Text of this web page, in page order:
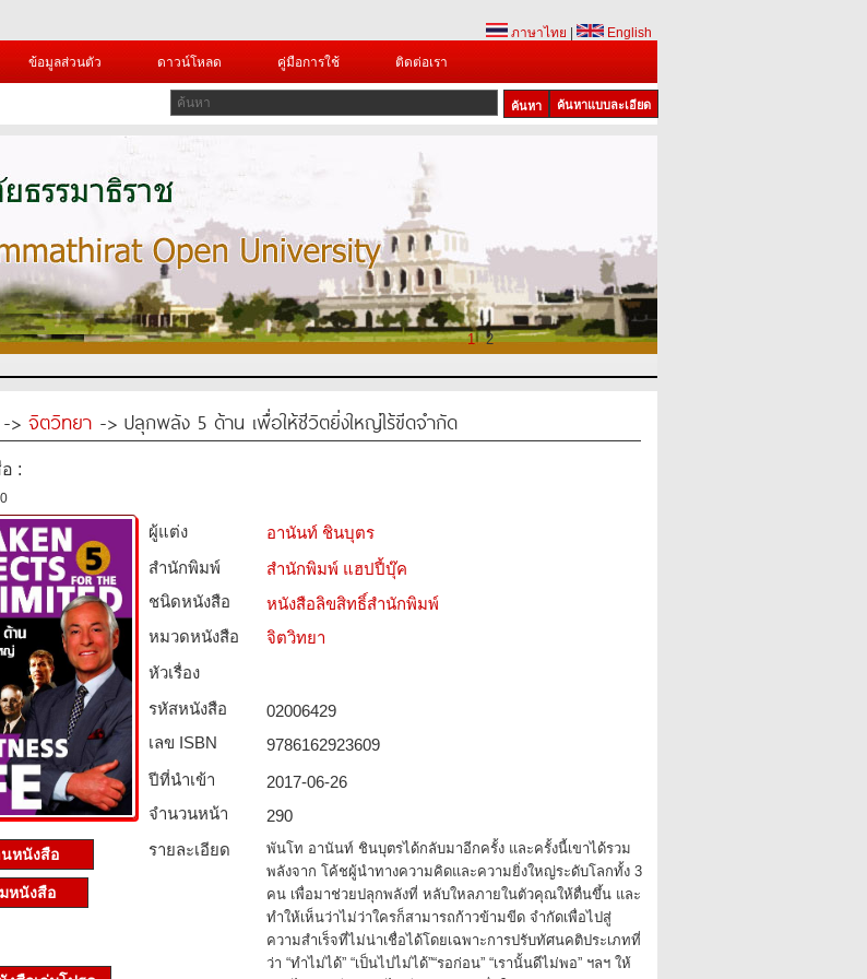
ภาษาไทย
English
ข้อมูลส่วนตัว ดาวน์โหลด คู่มือการใช้ ติดต่อเรา
ค้นหาแบบละเอียด
1 2
> จิตวิทยา -> ปลุกพลัง 5 ด้าน เพื่อให้ชีวิตยิ่งใหญ่ไร้ขีดจำกัด
:
นหนังสือ
หนังสือ
ผู้แต่ง
อานันท์ ชินบุตร
สำนักพิมพ์
สำนักพิมพ์ แฮปปี้บุ๊ค
ชนิดหนังสือ­
หนังสือลิขสิทธิ์สำนักพิมพ์
หมวดหนังสือ­
จิตวิทยา
หัวเรื่อง
รหัสหนังสือ­
02006429
เลข ISBN
9786162923609
ปีที่นำเข้า
2017-06-26
จำนวนหน้า
290
รายละเอียด
พันโท อานันท์ ชินบุตรได้กลับมาอีกครั้ง และครั้งนี้เขาได้รวม
พลังจาก โค้ชผู้นำทางความคิดและความยิ่งใหญ่ระดับโลกทั้ง 3
คน เพื่อมาช่วยปลุกพลังที่ หลับใหลภายในตัวคุณให้ตื่นขึ้น และ
ทำให้เห็นว่าไม่ว่าใครก็สามารถก้าวข้ามขีด จำกัดเพื่อไปสู่
ความสำเร็จที่ไม่น่าเชื่อได้โดยเฉพาะการปรับทัศนคติประเภทที่
ว่า “ทำไม่ได้” “เป็นไปไม่ได้”“รอก่อน” “เรานั้นดีไม่พอ” ฯลฯ ให้